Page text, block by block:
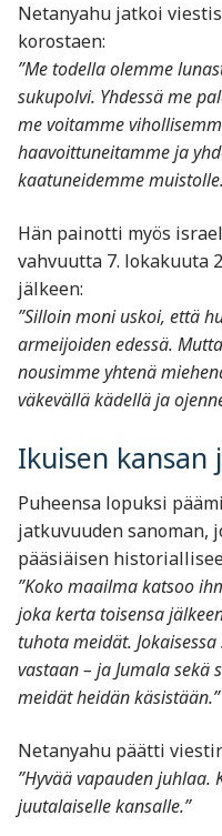
Netanyahu jatkoi
korostaen:
”Me todella olemme
sukupolvi. Yhdessä me
me voitamme
haavoittuneitamme ja
kaatuneidemme
Hän painotti myös
vahvuutta 7. lokakuuta
jälkeen:
”Silloin moni uskoi, että
armeijoiden edessä.
nousimme yhtenä
väkevällä kädellä ja
Ikuisen
Puheensa lopuksi
jatkuvuuden sanoman,
pääsiäisen
”Koko maailma katsoo
joka kerta toisensa
tuhota meidät.
vastaan – ja Jumala sekä
meidät heidän käsistään.”
Netanyahu päätti
”Hyvää vapauden
juutalaiselle kansalle.”